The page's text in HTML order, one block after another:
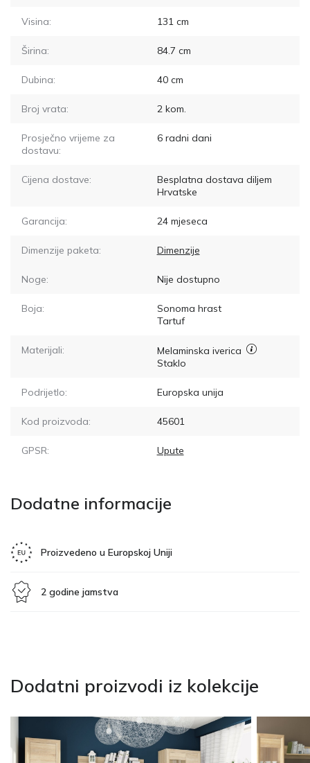
Visina: 131cm
Širina: 84.7 cm
Dubina: 40cm
Broj vrata: 2kom.
Prosječno vrijeme za
dostavu:
6radni dani
Cijena dostave:
Besplatna dostava diljem
Hrvatske
Garancija: 24 mjeseca
Dimenzije paketa: Dimenzije
Noge: Nije dostupno
Boja:
Sonoma hrast
Tartuf
Materijali:
Melaminska iverica
Staklo
Podrijetlo: Europska unija
Kod proizvoda: 45601
GPSR: Upute
Dodatne informacije
Proizvedeno u Europskoj Uniji
2 godine jamstva
Dodatni proizvodi iz kolekcije